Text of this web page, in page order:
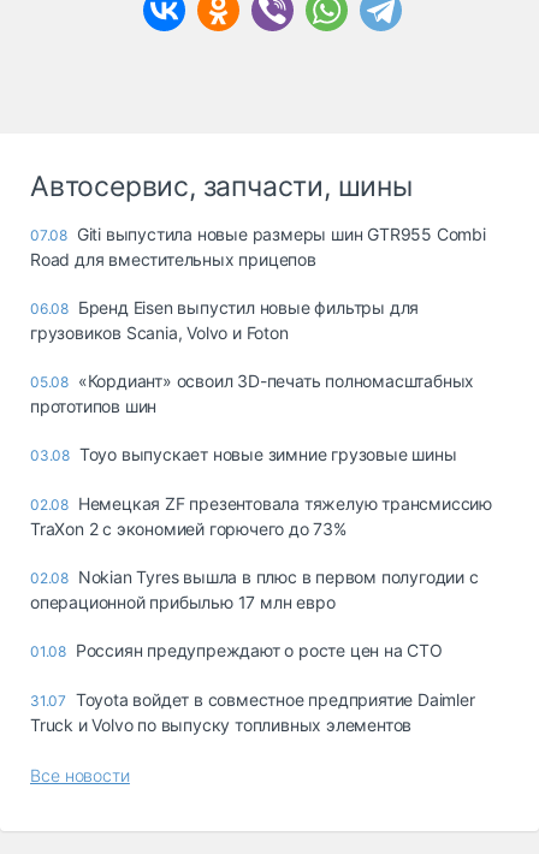
Автосервис, запчасти, шины
07.08 Giti выпустила новые размеры шин GTR955 Combi
Road для вместительных прицепов
06.08 Бренд Eisen выпустил новые фильтры для
грузовиков Scania, Volvo и Foton
05.08 «Кордиант» освоил 3D-печать полномасштабных
прототипов шин
03.08 Toyo выпускает новые зимние грузовые шины
02.08 Немецкая ZF презентовала тяжелую трансмиссию
TraXon 2 с экономией горючего до 73%
02.08 Nokian Tyres вышла в плюс в первом полугодии с
операционной прибылью 17 млн евро
01.08 Россиян предупреждают о росте цен на СТО
31.07 Toyota войдет в совместное предприятие Daimler
Truck и Volvo по выпуску топливных элементов
Все новости